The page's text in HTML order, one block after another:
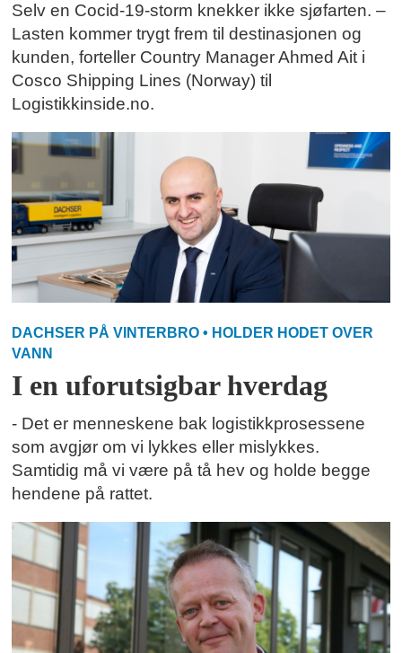
Selv en Cocid-19-storm knekker ikke sjøfarten. –
Lasten kommer trygt frem til destinasjonen og
kunden, forteller Country Manager Ahmed Ait i
Cosco Shipping Lines (Norway) til
Logistikkinside.no.
DACHSER PÅ VINTERBRO • HOLDER HODET OVER
VANN
I en uforutsigbar hverdag
- Det er menneskene bak logistikkprosessene
som avgjør om vi lykkes eller mislykkes.
Samtidig må vi være på tå hev og holde begge
hendene på rattet.